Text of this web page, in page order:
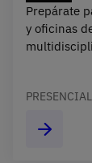
Prepárate
y oficinas
PRESENCIAL